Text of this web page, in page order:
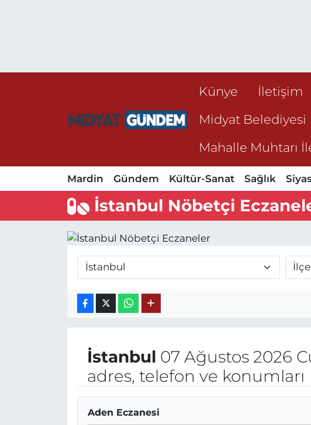
Künye İletişim
Midyat Belediyesi
Mahalle Muhtarı
Mardin Gündem Kültür-Sanat Sağlık
İstanbul Nöbetçi
İstanbul 07 Ağustos 2026
adres, telefon ve konumları
Aden Eczanesi